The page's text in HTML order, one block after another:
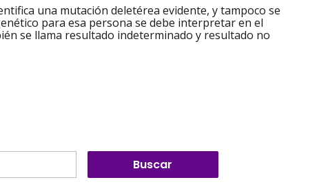
una mutación deletérea evidente, y tampoco se
para esa persona se debe interpretar en el
se llama resultado indeterminado y resultado no